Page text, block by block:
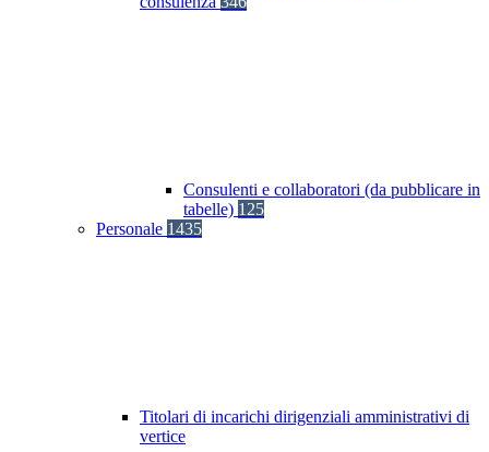
Consulenti e collaboratori (da pubblicare in
tabelle) 125
Personale 1435
Titolari di incarichi dirigenziali amministrativi di
vertice